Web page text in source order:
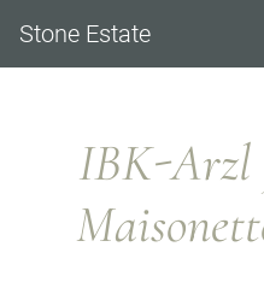
Stone Estate
IBK-Arzl